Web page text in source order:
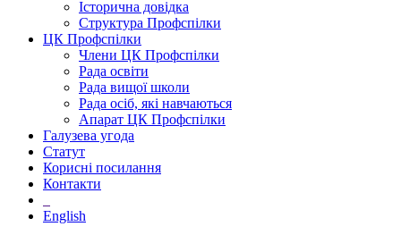
Історична довідка
Структура Профспілки
ЦК Профспілки
Члени ЦК Профспілки
Рада освіти
Рада вищої школи
Рада осіб, які навчаються
Апарат ЦК Профспілки
Галузева угода
Статут
Корисні посилання
Контакти
English